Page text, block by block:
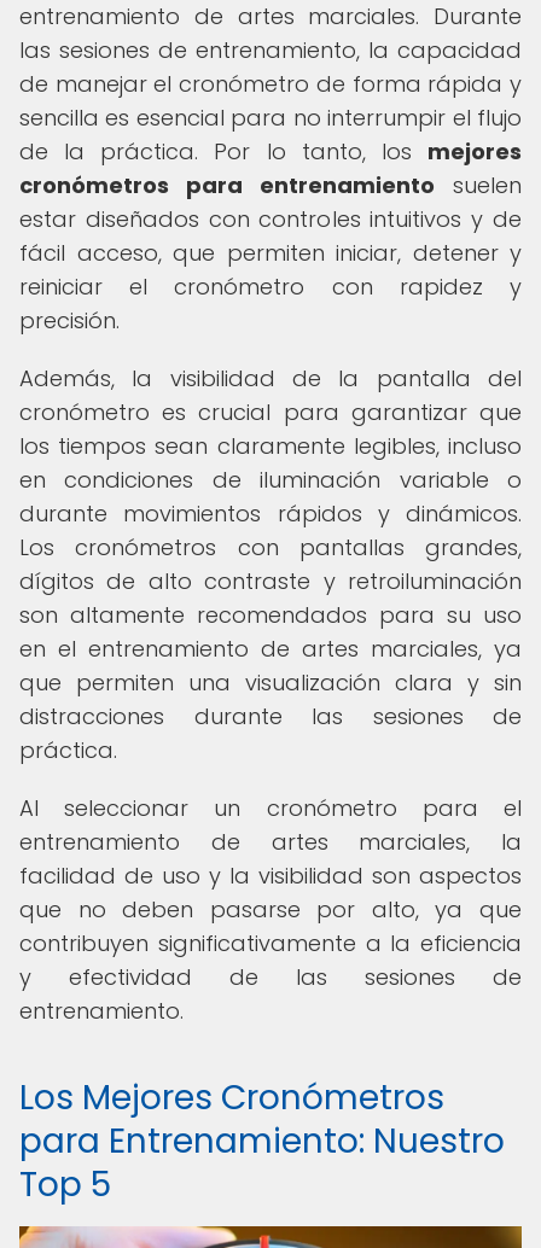
entrenamiento de artes marciales. Durante
las sesiones de entrenamiento, la capacidad
de manejar el cronómetro de forma rápida y
sencilla es esencial para no interrumpir el flujo
de la práctica. Por lo tanto, los mejores
cronómetros para entrenamiento suelen
estar diseñados con controles intuitivos y de
fácil acceso, que permiten iniciar, detener y
reiniciar el cronómetro con rapidez y
precisión.
Además, la visibilidad de la pantalla del
cronómetro es crucial para garantizar que
los tiempos sean claramente legibles, incluso
en condiciones de iluminación variable o
durante movimientos rápidos y dinámicos.
Los cronómetros con pantallas grandes,
dígitos de alto contraste y retroiluminación
son altamente recomendados para su uso
en el entrenamiento de artes marciales, ya
que permiten una visualización clara y sin
distracciones durante las sesiones de
práctica.
Al seleccionar un cronómetro para el
entrenamiento de artes marciales, la
facilidad de uso y la visibilidad son aspectos
que no deben pasarse por alto, ya que
contribuyen significativamente a la eficiencia
y efectividad de las sesiones de
entrenamiento.
Los Mejores Cronómetros
para Entrenamiento: Nuestro
Top 5